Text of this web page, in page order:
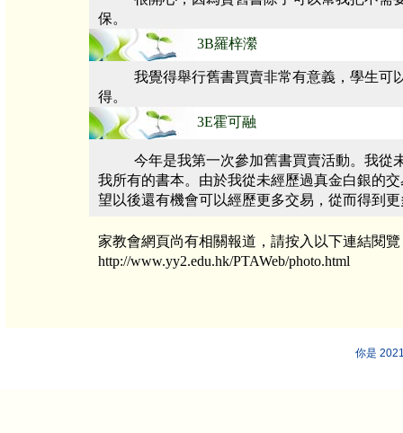
保。
3B羅梓瀠
我覺得舉行舊書買賣非常有意義，學生可
得。
3E霍可融
今年是我第一次參加舊書買賣活動。我從
我所有的書本。由於我從未經歷過真金白銀的
望以後還有機會可以經歷更多交易，從而得到
家教會網頁尚有相關報道，請按入以下連結閱覽
http://www.yy2.edu.hk/PTAWeb/photo.html
你是